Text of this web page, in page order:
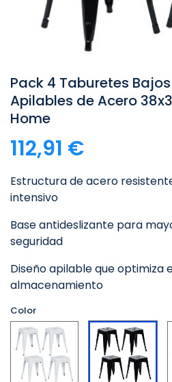
Pack 4 Taburetes
Apilables de Acero
Home
112,91 €
Estructura de acero
intensivo
Base antideslizante para
seguridad
Diseño apilable que optimiza
almacenamiento
Color
Blanco